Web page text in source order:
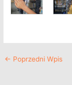
← Poprzedni Wpis